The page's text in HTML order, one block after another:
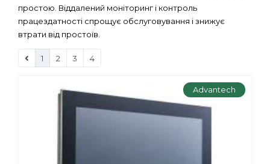
простою. Віддалений моніторинг і контроль
працездатності спрощує обслуговування і знижує
втрати від простоїв.
1 2 3 4
Advantech